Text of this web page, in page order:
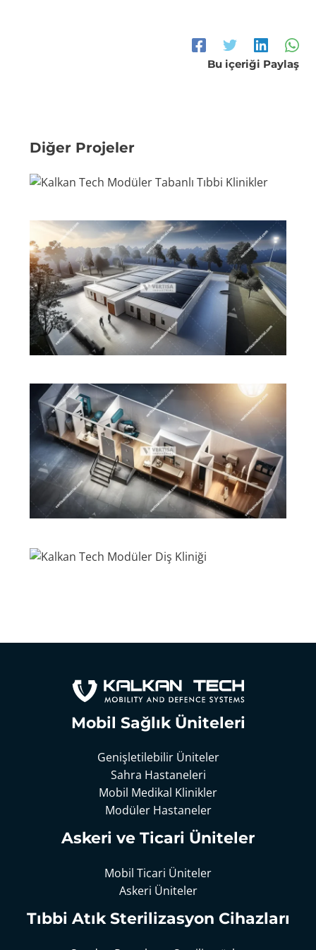
Bu içeriği Paylaş
Diğer Projeler
Mobil Sağlık Üniteleri
Genişletilebilir Üniteler
Sahra Hastaneleri
Mobil Medikal Klinikler
Modüler Hastaneler
Askeri ve Ticari Üniteler
Mobil Ticari Üniteler
Askeri Üniteler
Tıbbi Atık Sterilizasyon Cihazları